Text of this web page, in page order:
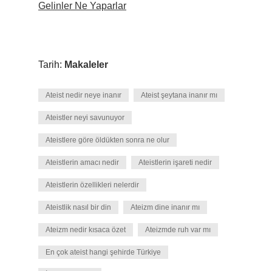
Gelinler Ne Yaparlar
Tarih: Makaleler
Ateist nedir neye inanır Ateist şeytana inanır mı
Ateistler neyi savunuyor
Ateistlere göre öldükten sonra ne olur
Ateistlerin amacı nedir Ateistlerin işareti nedir
Ateistlerin özellikleri nelerdir
Ateistlik nasıl bir din Ateizm dine inanır mı
Ateizm nedir kısaca özet Ateizmde ruh var mı
En çok ateist hangi şehirde Türkiye